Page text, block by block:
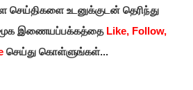
உடனுக்குடன் தெரிந்து
இணையப்பக்கத்தை Like, Follow,
செய்து கொள்ளுங்கள்...